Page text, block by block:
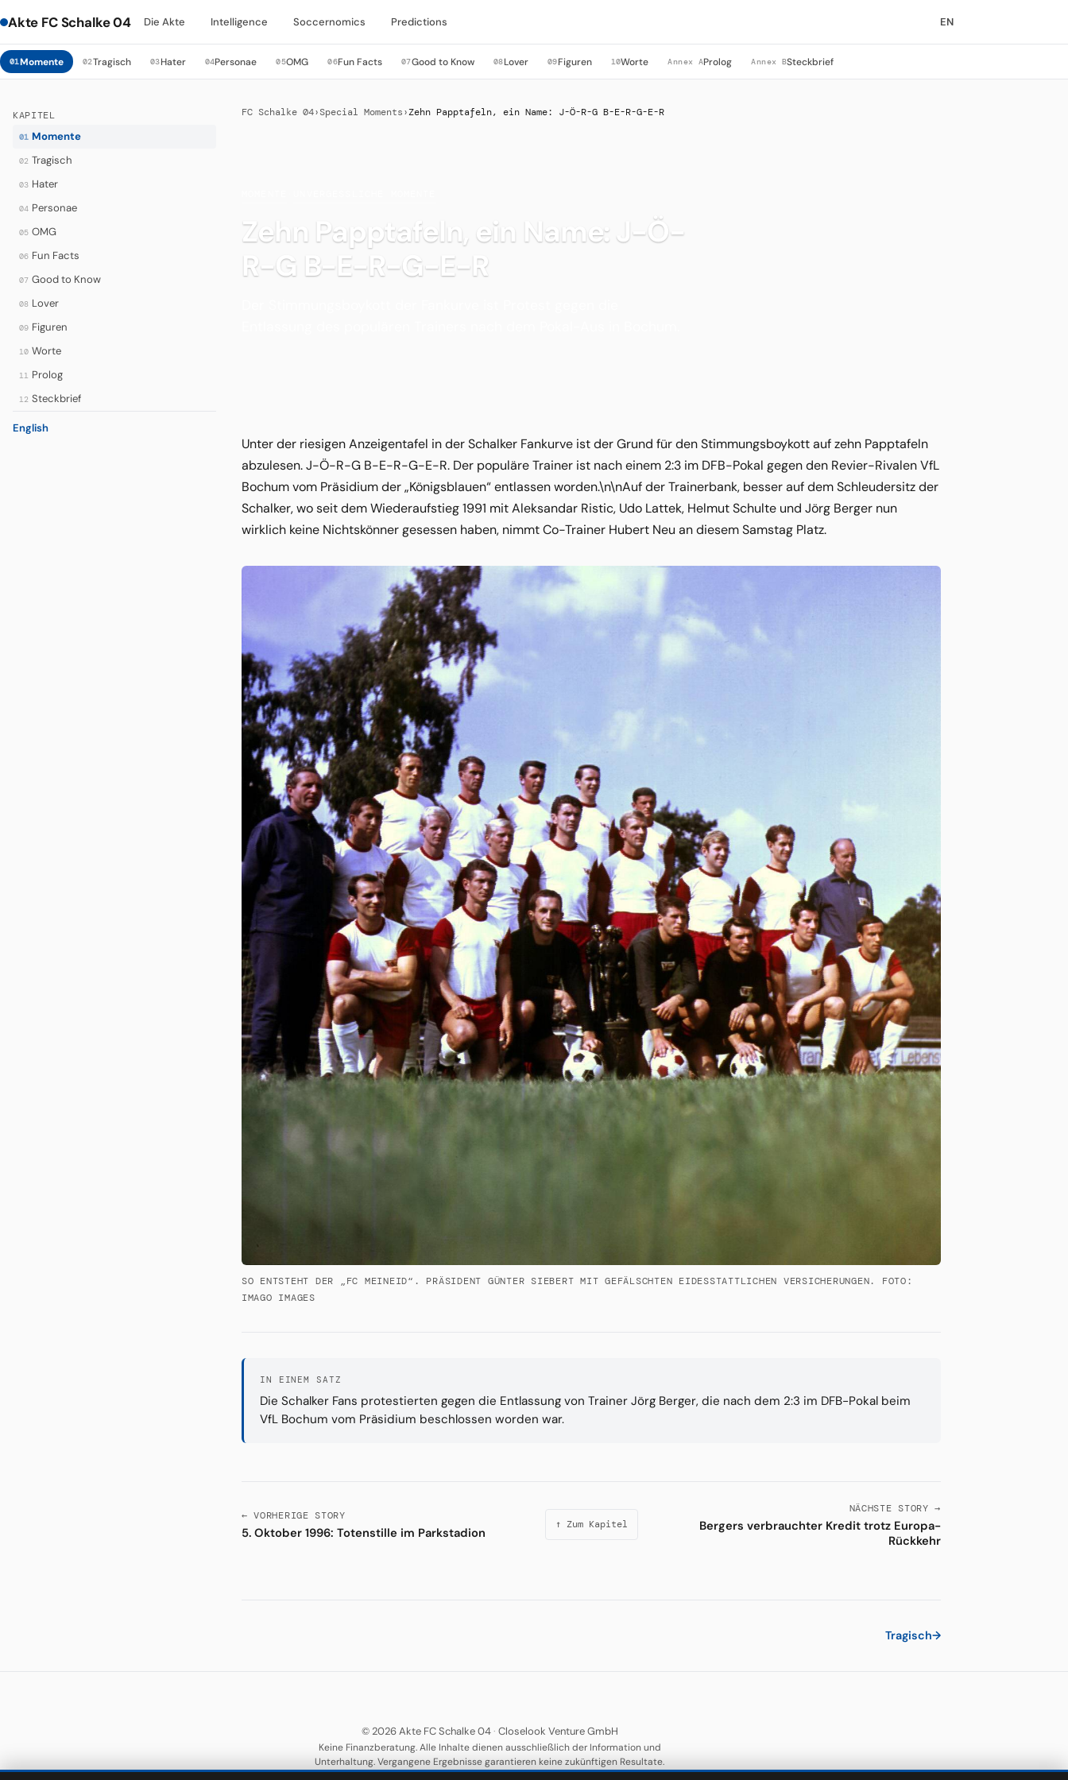
Akte FC Schalke 04 Die Akte Intelligence Soccernomics Predictions EN
01Momente 02Tragisch 03Hater 04Personae 05OMG 06Fun Facts 07Good to Know 08Lover 09Figuren 10Worte Annex AProlog Annex BSteckbrief
KAPITEL
01 Momente
02 Tragisch
03 Hater
04 Personae
05 OMG
06 Fun Facts
07 Good to Know
08 Lover
09 Figuren
10 Worte
11 Prolog
12 Steckbrief
English
FC Schalke 04› Special Moments ›Zehn Papptafeln, ein Name: J-Ö-R-G B-E-R-G-E-R
Zehn Papptafeln, ein Name: J-Ö-
R-G B-E-R-G-E-R
Unter der riesigen Anzeigentafel in der Schalker Fankurve ist der Grund für den Stimmungsboykott auf zehn Papptafeln
abzulesen. J-Ö-R-G B-E-R-G-E-R. Der populäre Trainer ist nach einem 2:3 im DFB-Pokal gegen den Revier-Rivalen VfL
Bochum vom Präsidium der „Königsblauen“ entlassen worden.\n\nAuf der Trainerbank, besser auf dem Schleudersitz der
Schalker, wo seit dem Wiederaufstieg 1991 mit Aleksandar Ristic, Udo Lattek, Helmut Schulte und Jörg Berger nun
wirklich keine Nichtskönner gesessen haben, nimmt Co-Trainer Hubert Neu an diesem Samstag Platz.
SO ENTSTEHT DER „FC MEINEID“. PRÄSIDENT GÜNTER SIEBERT MIT GEFÄLSCHTEN EIDESSTATTLICHEN VERSICHERUNGEN. FOTO:
IMAGO IMAGES
IN EINEM SATZ
Die Schalker Fans protestierten gegen die Entlassung von Trainer Jörg Berger, die nach dem 2:3 im DFB-Pokal beim
VfL Bochum vom Präsidium beschlossen worden war.
← VORHERIGE STORY
5. Oktober 1996: Totenstille im Parkstadion
↑ Zum Kapitel
NÄCHSTE STORY →
Bergers verbrauchter Kredit trotz Europa-
Rückkehr
Tragisch→
© 2026 Akte FC Schalke 04· Closelook Venture GmbH
Keine Finanzberatung. Alle Inhalte dienen ausschließlich der Information und
Unterhaltung. Vergangene Ergebnisse garantieren keine zukünftigen Resultate.